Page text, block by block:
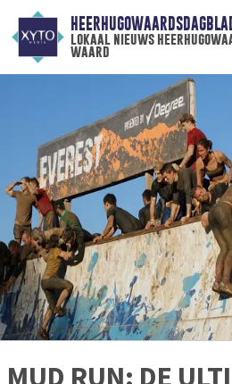
lokaal nieuws
waard